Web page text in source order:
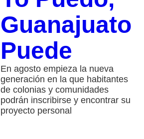
Guanajuato
Puede
En agosto empieza la nueva
generación en la que habitantes
de colonias y comunidades
podrán inscribirse y encontrar su
proyecto personal